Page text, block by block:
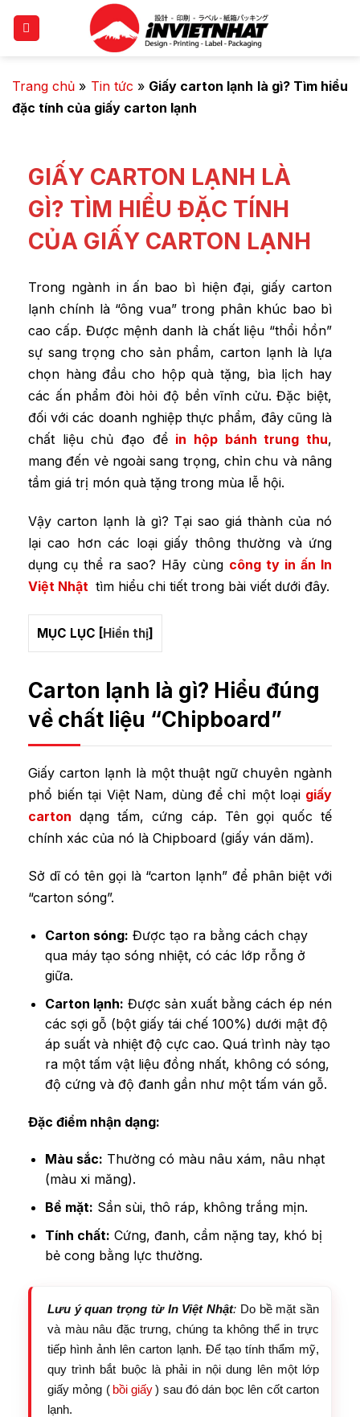
Trang chủ » Tin tức » Giấy carton lạnh là gì? Tìm hiểu
đặc tính của giấy carton lạnh
GIẤY CARTON LẠNH LÀ
GÌ? TÌM HIỂU ĐẶC TÍNH
CỦA GIẤY CARTON LẠNH
Trong ngành in ấn bao bì hiện đại, giấy carton
lạnh chính là “ông vua” trong phân khúc bao bì
cao cấp. Được mệnh danh là chất liệu “thổi hồn”
sự sang trọng cho sản phẩm, carton lạnh là lựa
chọn hàng đầu cho hộp quà tặng, bìa lịch hay
các ấn phẩm đòi hỏi độ bền vĩnh cửu. Đặc biệt,
đối với các doanh nghiệp thực phẩm, đây cũng là
chất liệu chủ đạo để in hộp bánh trung thu,
mang đến vẻ ngoài sang trọng, chỉn chu và nâng
tầm giá trị món quà tặng trong mùa lễ hội.
Vậy carton lạnh là gì? Tại sao giá thành của nó
lại cao hơn các loại giấy thông thường và ứng
dụng cụ thể ra sao? Hãy cùng công ty in ấn In
Việt Nhật tìm hiểu chi tiết trong bài viết dưới đây.
MỤC LỤC [Hiển thị]
Carton lạnh là gì? Hiểu đúng
về chất liệu “Chipboard”
Giấy carton lạnh là một thuật ngữ chuyên ngành
phổ biến tại Việt Nam, dùng để chỉ một loại giấy
carton dạng tấm, cứng cáp. Tên gọi quốc tế
chính xác của nó là Chipboard (giấy ván dăm).
Sở dĩ có tên gọi là “carton lạnh” để phân biệt với
“carton sóng”.
Carton sóng: Được tạo ra bằng cách chạy
qua máy tạo sóng nhiệt, có các lớp rỗng ở
giữa.
Carton lạnh: Được sản xuất bằng cách ép nén
các sợi gỗ (bột giấy tái chế 100%) dưới mật độ
áp suất và nhiệt độ cực cao. Quá trình này tạo
ra một tấm vật liệu đồng nhất, không có sóng,
độ cứng và độ đanh gần như một tấm ván gỗ.
Đặc điểm nhận dạng:
Màu sắc: Thường có màu nâu xám, nâu nhạt
(màu xi măng).
Bề mặt: Sần sùi, thô ráp, không trắng mịn.
Tính chất: Cứng, đanh, cầm nặng tay, khó bị
bẻ cong bằng lực thường.
Lưu ý quan trọng từ In Việt Nhật: Do bề mặt sần
và màu nâu đặc trưng, chúng ta không thể in trực
tiếp hình ảnh lên carton lạnh. Để tạo tính thẩm mỹ,
quy trình bắt buộc là phải in nội dung lên một lớp
giấy mỏng ( bồi giấy) sau đó dán bọc lên cốt carton
lạnh.